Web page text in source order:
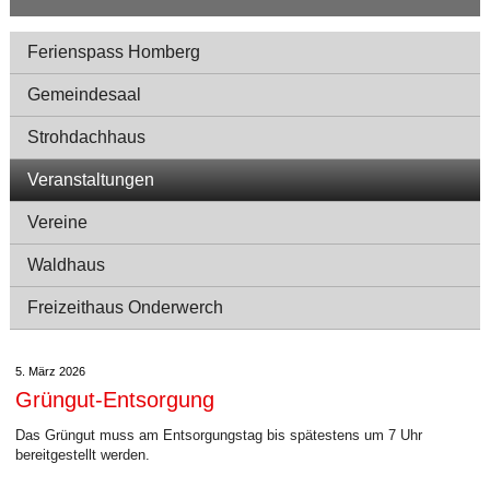
Navigation
Ferienspass Homberg
Gemeindesaal
Strohdachhaus
Veranstaltungen
Vereine
Waldhaus
Freizeithaus Onderwerch
Grüngut-Entsorgung
5. März 2026
Das Grüngut muss am Entsorgungstag bis spätestens um 7 Uhr
bereitgestellt werden.